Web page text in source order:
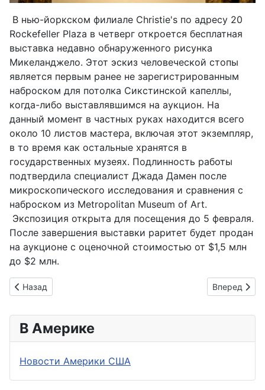
В нью-йоркском филиале Christie's по адресу 20
Rockefeller Plaza в четверг откроется бесплатная
выставка недавно обнаруженного рисунка
Микеланджело. Этот эскиз человеческой стопы
является первым ранее не зарегистрированным
наброском для потолка Сикстинской капеллы,
когда-либо выставлявшимся на аукцион. На
данный момент в частных руках находится всего
около 10 листов мастера, включая этот экземпляр,
в то время как остальные хранятся в
государственных музеях. Подлинность работы
подтвердила специалист Джада Дамен после
микроскопического исследования и сравнения с
наброском из Metropolitan Museum of Art.
Экспозиция открыта для посещения до 5 февраля.
После завершения выставки раритет будет продан
на аукционе с оценочной стоимостью от $1,5 млн
до $2 млн.
Предыдущий: Бездомный предположительно устроил
Назад Следующий:
Вперед
В Америке
Новости Америки США